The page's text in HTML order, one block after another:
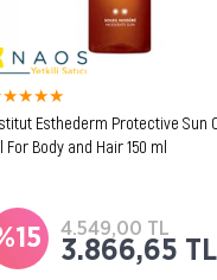
★★★★
Esthederm Protective Sun
For Body and Hair 150 ml
3.866,65 TL
4.549,00 TL